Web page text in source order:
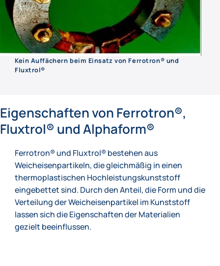
Kein Auffächern beim Einsatz von Ferrotron® und
Fluxtrol®
Eigenschaften von Ferrotron®,
Fluxtrol® und Alphaform®
Ferrotron® und Fluxtrol® bestehen aus
Weicheisenpartikeln, die gleichmäßig in einen
thermoplastischen Hochleistungskunststoff
eingebettet sind. Durch den Anteil, die Form und die
Verteilung der Weicheisenpartikel im Kunststoff
lassen sich die Eigenschaften der Materialien
gezielt beeinflussen.